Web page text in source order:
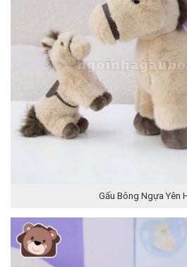
Gấu Bông Ngựa Yên